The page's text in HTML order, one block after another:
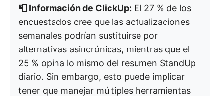
📮 Información de ClickUp: El 27 % de los
encuestados cree que las actualizaciones
semanales podrían sustituirse por
alternativas asincrónicas, mientras que el
25 % opina lo mismo del resumen StandUp
diario. Sin embargo, esto puede implicar
tener que manejar múltiples herramientas